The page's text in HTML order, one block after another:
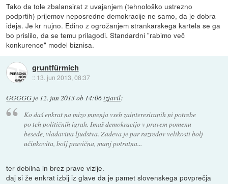
Tako da tole zbalansirat z uvajanjem (tehnološko ustrezno
podprtih) prijemov neposredne demokracije ne samo, da je dobra
ideja. Je kr nujno. Edino z ogrožanjem strankarskega kartela se ga
bo prislilo, da se temu prilagodi. Standardni "rabimo več
konkurence" model biznisa.
gruntfürmich
:: 13. jun 2013, 08:37
GGGGG je 12. jun 2013 ob 14:06izjavil:
Ko daš enkrat na mizo mnenja vseh zainteresiranih ni potrebe
po teh političnih igrah. Imaš demokracijo v pravem pomenu
besede, vladavina ljudstva. Zadeva je par razredov velikosti bolj
učinkovita, bolj pravična, manj potratna...
ter debilna in brez prave vizije.
daj si že enkrat izbij iz glave da je pamet slovenskega povprečja